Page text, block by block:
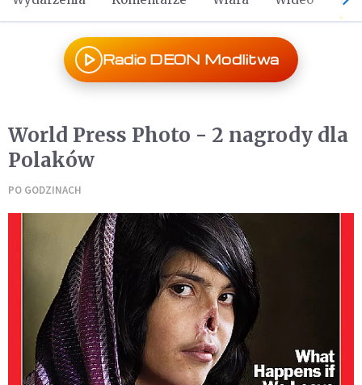
Radio DEON Modlitwa
World Press Photo - 2 nagrody dla
Polaków
PO GODZINACH